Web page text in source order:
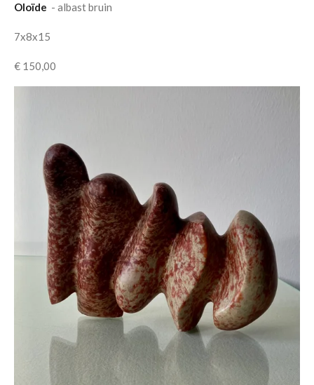
Oloïde - albast bruin
7x8x15
€ 150,00